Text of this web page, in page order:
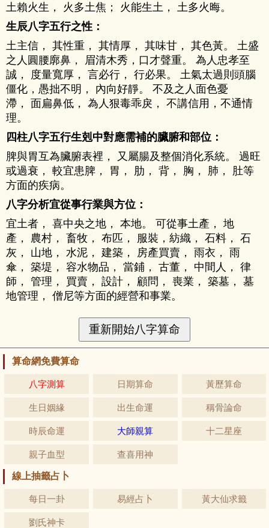
土賴火生， 火多土焦； 火能生土， 土多火晦。
生辰八字五行之性：
土主信， 其性重， 其情厚， 其味甘， 其色黃。 土盛
之人圓腰廓鼻， 眉清木秀，口才聲重。 為人忠孝至
誠， 度量寬厚， 言必行， 行必果。 土氣太過則頭腦
僵化，愚拙不明， 內向好靜。 不及之人面色憂
滯， 面扁鼻低， 為人狠毒乖戾， 不講信用，不通情
理。
四柱八字五行生剋中對應需補的臟腑和部位：
脾與胃互為臟腑表裡， 又屬腸及整個消化系統。 過旺
或過衰， 較宜患脾， 胃， 肋， 背， 胸， 肺， 肚等
方面的疾病。
八字分析宜從事行業與方位：
宜土者， 喜中央之地， 本地。 可從事土產， 地
產， 農村， 畜牧， 布匹， 服裝，紡織， 石料， 石
灰， 山地， 水泥， 建築， 房產買賣， 雨衣， 雨
傘， 築堤， 容水物品， 當鋪， 古董， 中間人， 律
師， 管理， 買賣， 設計， 顧問， 喪業， 築墓， 墓
地管理， 僧尼等方面的經營和事業。
算命網免費算命
八字測算 日期算命 黃歷算命
生日姻緣 出生命運 稱骨論命
時辰命運 大師親算 十二星座
親子血型 查喜用神
線上抽籤占卜
每日一卦 易經占卜 黃大仙求籤
劉氏神卡